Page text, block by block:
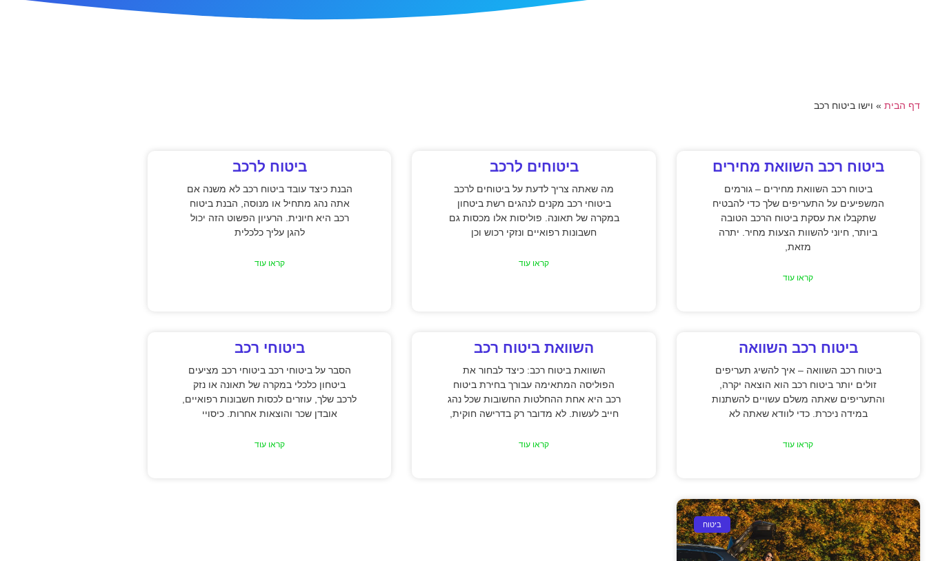
דף הבית » וישו ביטוח רכב
ביטוח רכב השוואת מחירים
ביטוח רכב השוואת מחירים – גורמים
המשפיעים על התעריפים שלך כדי להבטיח
שתקבלו את עסקת ביטוח הרכב הטובה
ביותר, חיוני להשוות הצעות מחיר. יתרה
מזאת,
קראו עוד
ביטוחים לרכב
מה שאתה צריך לדעת על ביטוחים לרכב
ביטוחי רכב מקנים לנהגים רשת ביטחון
במקרה של תאונה. פוליסות אלו מכסות גם
חשבונות רפואיים ונזקי רכוש וכן
קראו עוד
ביטוח לרכב
הבנת כיצד עובד ביטוח רכב לא משנה אם
אתה נהג מתחיל או מנוסה, הבנת ביטוח
רכב היא חיונית. הרעיון הפשוט הזה יכול
להגן עליך כלכלית
קראו עוד
ביטוח רכב השוואה
ביטוח רכב השוואה – איך להשיג תעריפים
זולים יותר ביטוח רכב הוא הוצאה יקרה,
והתעריפים שאתה משלם עשויים להשתנות
במידה ניכרת. כדי לוודא שאתה לא
קראו עוד
השוואת ביטוח רכב
השוואת ביטוח רכב: כיצד לבחור את
הפוליסה המתאימה עבורך בחירת ביטוח
רכב היא אחת ההחלטות החשובות שכל נהג
חייב לעשות. לא מדובר רק בדרישה חוקית,
קראו עוד
ביטוחי רכב
הסבר על ביטוחי רכב ביטוחי רכב מציעים
ביטחון כלכלי במקרה של תאונה או נזק
לרכב שלך, עוזרים לכסות חשבונות רפואיים,
אובדן שכר והוצאות אחרות. כיסויי
קראו עוד
ביטוח